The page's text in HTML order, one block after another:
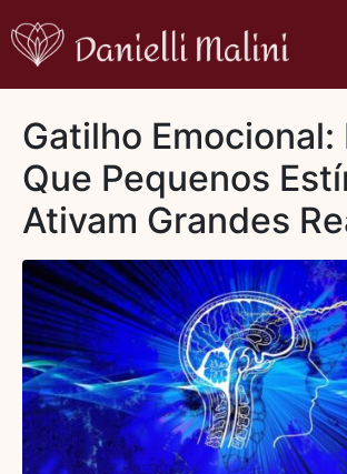
Gatilho Emocional:
Que Pequenos
Ativam Grandes